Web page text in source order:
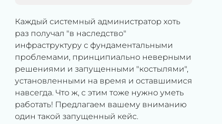
Каждый системный администратор хоть
раз получал "в наследство"
инфраструктуру с фундаментальными
проблемами, принципиально неверными
решениями и запущенными "костылями",
установленными на время и оставшимися
навсегда. Что ж, с этим тоже нужно уметь
работать! Предлагаем вашему вниманию
один такой запущенный кейс.